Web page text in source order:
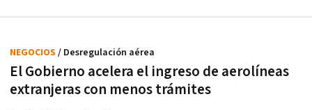
El Gobierno acelera el ingreso de aerolíneas
extranjeras con menos trámites
NEGOCIOS / Desregulación aérea